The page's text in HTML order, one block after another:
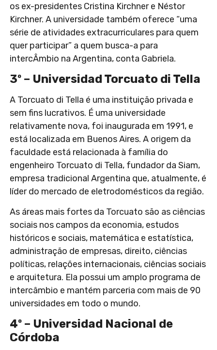
os ex-presidentes Cristina Kirchner e Néstor
Kirchner. A universidade também oferece “uma
série de atividades extracurriculares para quem
quer participar” a quem busca-a para
intercÂmbio na Argentina, conta Gabriela.
3º – Universidad Torcuato di Tella
A Torcuato di Tella é uma instituição privada e
sem fins lucrativos. É uma universidade
relativamente nova, foi inaugurada em 1991, e
está localizada em Buenos Aires. A origem da
faculdade está relacionada à família do
engenheiro Torcuato di Tella, fundador da Siam,
empresa tradicional Argentina que, atualmente, é
líder do mercado de eletrodomésticos da região.
As áreas mais fortes da Torcuato são as ciências
sociais nos campos da economia, estudos
históricos e sociais, matemática e estatística,
administração de empresas, direito, ciências
políticas, relações internacionais, ciências sociais
e arquitetura. Ela possui um amplo programa de
intercâmbio e mantém parceria com mais de 90
universidades em todo o mundo.
4º – Universidad Nacional de
Córdoba